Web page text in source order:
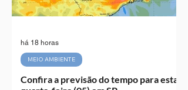
lazer e preservação ambiental. Com a
Confira a previsão do tempo para esta
MEIO AMBIENTE
há 18 horas